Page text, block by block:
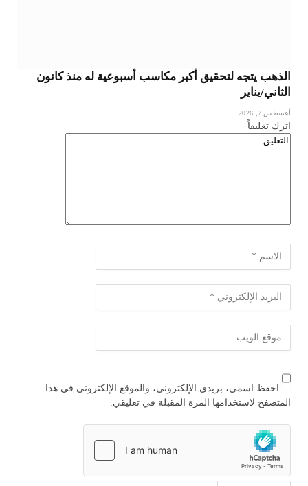
الذهب يتجه لتحقيق أكبر مكاسب أسبوعية له منذ كانون
الثاني/يناير
أغسطس 7, 2026
اترك تعليقاً
احفظ اسمي، بريدي الإلكتروني، والموقع الإلكتروني في هذا
المتصفح لاستخدامها المرة المقبلة في تعليقي.